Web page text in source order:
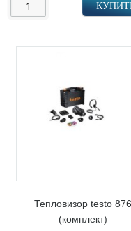
Тепловизор testo 876
(комплект)